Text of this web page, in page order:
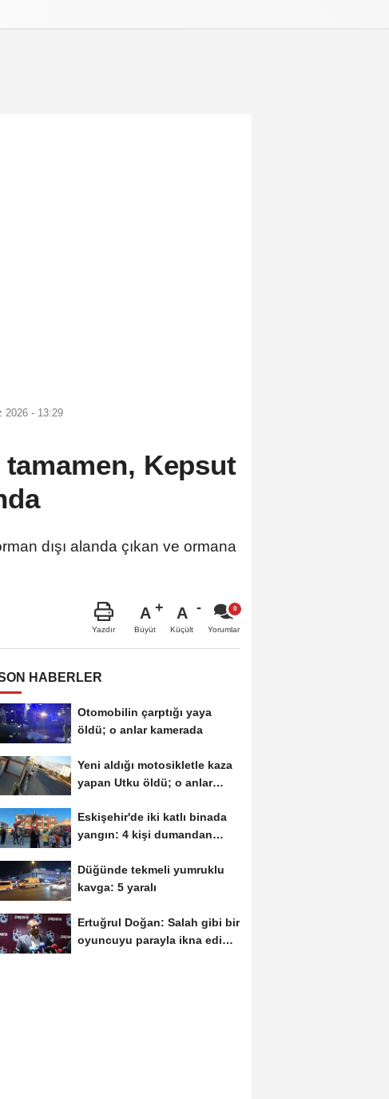
2026 - 13:29
tamamen, Kepsut
dışı alanda çıkan ve ormana
Yazdır
A
Büyüt
A
Küçült Yorumlar
HABERLER
Otomobilin çarptığı yaya
öldü; o anlar kamerada
Yeni aldığı motosikletle kaza
yapan Utku öldü; o anlar
Eskişehir'de iki katlı binada
yangın: 4 kişi dumandan
Düğünde tekmeli yumruklu
kavga: 5 yaralı
Ertuğrul Doğan: Salah gibi bir
oyuncuyu parayla ikna edip